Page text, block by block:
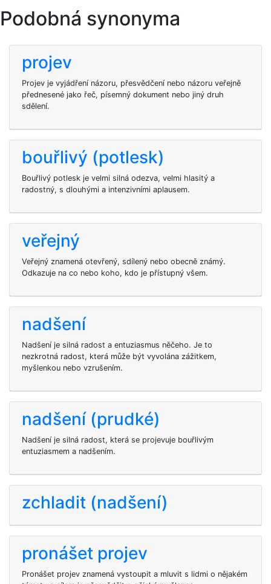
Podobná synonyma
projev
Projev je vyjádření názoru, přesvědčení nebo názoru veřejně
přednesené jako řeč, písemný dokument nebo jiný druh
sdělení.
bouřlivý (potlesk)
Bouřlivý potlesk je velmi silná odezva, velmi hlasitý a
radostný, s dlouhými a intenzivními aplausem.
veřejný
Veřejný znamená otevřený, sdílený nebo obecně známý.
Odkazuje na co nebo koho, kdo je přístupný všem.
nadšení
Nadšení je silná radost a entuziasmus něčeho. Je to
nezkrotná radost, která může být vyvolána zážitkem,
myšlenkou nebo vzrušením.
nadšení (prudké)
Nadšení je silná radost, která se projevuje bouřlivým
entuziasmem a nadšením.
zchladit (nadšení)
pronášet projev
Pronášet projev znamená vystoupit a mluvit s lidmi o nějakém